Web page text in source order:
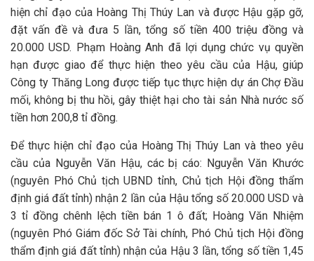
hiện chỉ đạo của Hoàng Thị Thúy Lan và được Hậu gặp gỡ,
đặt vấn đề và đưa 5 lần, tổng số tiền 400 triệu đồng và
20.000 USD. Phạm Hoàng Anh đã lợi dụng chức vụ quyền
hạn được giao để thực hiện theo yêu cầu của Hậu, giúp
Công ty Thăng Long được tiếp tục thực hiện dự án Chợ Đầu
mối, không bị thu hồi, gây thiệt hại cho tài sản Nhà nước số
tiền hơn 200,8 tỉ đồng.
Để thực hiện chỉ đạo của Hoàng Thị Thúy Lan và theo yêu
cầu của Nguyễn Văn Hậu, các bị cáo: Nguyễn Văn Khước
(nguyên Phó Chủ tịch UBND tỉnh, Chủ tịch Hội đồng thẩm
định giá đất tỉnh) nhận 2 lần của Hậu tổng số 20.000 USD và
3 tỉ đồng chênh lệch tiền bán 1 ô đất; Hoàng Văn Nhiệm
(nguyên Phó Giám đốc Sở Tài chính, Phó Chủ tịch Hội đồng
thẩm định giá đất tỉnh) nhận của Hậu 3 lần, tổng số tiền 1,45